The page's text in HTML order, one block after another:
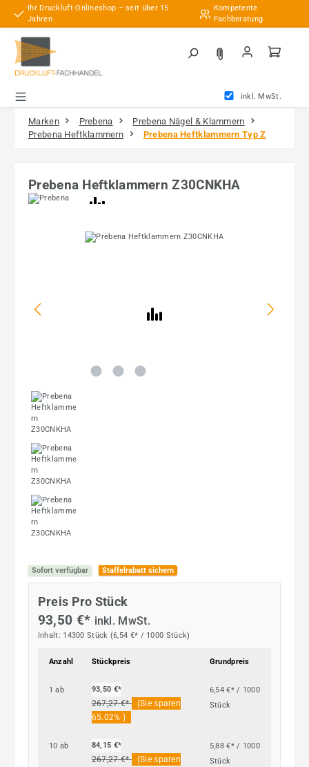
Zum Hauptinhalt springen
Ihr Druckluft-Onlineshop – seit über 15
Jahren
Kompetente
Fachberatung
inkl. MwSt.
Marken Prebena
Prebena Nägel & Klammern
Prebena Heftklammern
Prebena Heftklammern Typ Z
Prebena Heftklammern Z30CNKHA
Bildergalerie überspringen
Sofort verfügbar Staffelrabatt sichern
Preis Pro Stück
93,50 €* inkl. MwSt.
Inhalt: 14300 Stück (6,54 €* / 1000 Stück)
Anzahl Stückpreis Grundpreis
1 ab 93,50 €*
267,27 €* (Sie sparen
65.02% )
6,54 €* / 1000
Stück
10 ab 84,15 €*
267,27 €* (Sie sparen
5,88 €* / 1000
Stück